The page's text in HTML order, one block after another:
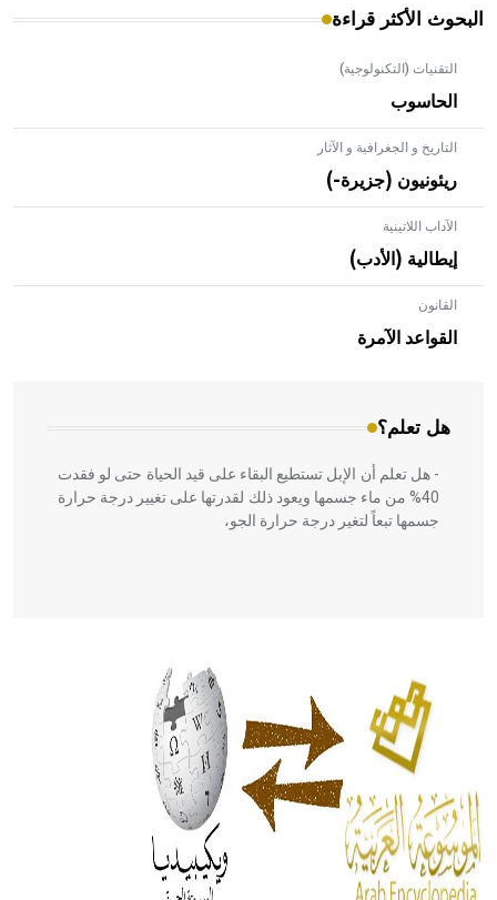
البحوث الأكثر قراءة
التقنيات (التكنولوجية)
الحاسوب
التاريخ و الجغرافية و الآثار
ريئونيون (جزيرة-)
الآداب اللاتينية
إيطالية (الأدب)
القانون
القواعد الآمرة
هل تعلم؟
- هل تعلم أن الأبلق نوع من الفنون الهندسية التي ارتبطت
بالعمارة الإسلامية في بلاد الشام ومصر خاصة، حيث يحرص
المعمار على بناء مداميكه وخاصة في الواجهات
- هل تعلم أن الإبل تستطيع البقاء على قيد الحياة حتى لو فقدت
40% من ماء جسمها ويعود ذلك لقدرتها على تغيير درجة حرارة
جسمها تبعاً لتغير درجة حرارة الجو،
الحكم، الأدلة، تنظيم التغذية، ورسالته في جروح الرأس. ويعود
له الفضل بأنه حرر الطب من الدين والفلسفة.
- هل تعلم أن المرجان إفراز حيواني يتكون في البحر ويتركب
من مادة كربونات الكلسيوم، وهو أحمر أو شديد الحمرة وهو
أجود أنواعه، ويمتاز بكبر الحجم ويسمى الش